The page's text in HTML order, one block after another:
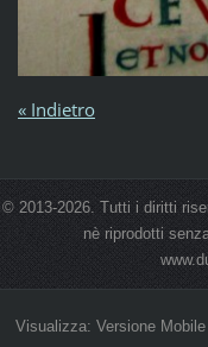
« Indietro
© 2013-2026. Tutti i diritti
nè riprodotti
Visualizza: Versione Mobile